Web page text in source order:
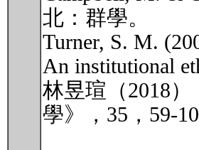
北：群學。
Turner, S. M.
An institutional
林昱瑄（2018
學》，35，59-